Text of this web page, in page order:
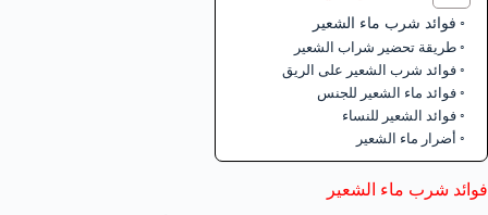
فوائد شرب ماء الشعير
طريقة تحضير شراب الشعير
فوائد شرب الشعير على الريق
فوائد ماء الشعير للجنس
فوائد الشعير للنساء
أضرار ماء الشعير
فوائد شرب ماء الشعير